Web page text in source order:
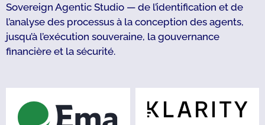
Sovereign Agentic Studio — de l’identification et de
l’analyse des processus à la conception des agents,
jusqu’à l’exécution souveraine, la gouvernance
financière et la sécurité.